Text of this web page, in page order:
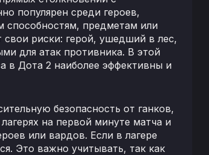
популярен среди героев,
способностям, предметам или
риски: герой, ушедший в лес,
для атак противника. В этой
в Дота 2 наиболее эффективны и
безопасность от ганков,
на первой минуте матча и
или вардов. Если в лагере
Это важно учитывать, так как